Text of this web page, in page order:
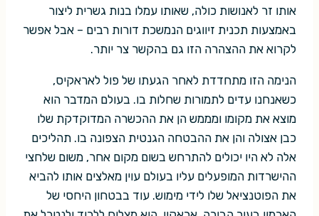
אותו זר לאנושות כולה, שאותו עמלו בנות גשרית ליצור
באמצעות תכנית זיווגים הנמשכת דורות רבים – אבל אפשר
לקרוא את ההצהרה הזו גם בהקשר צר יותר.
הנימה הזו מתחדדת לאחר הגעתו של פול לאראקיס,
כשאנחנו עדים לתמורות שחלות בו. בעולם המדבר הוא
מוצא את מקומו ומממש הן את ההכשרה המדוקדקת שלו
כבן אצולה והן את ההבטחה הגנטית הצפונה בו. תהליכים
אלה לא היו יכולים להתרחש בשום מקום אחר, משום שלחצי
ההישרדות המופעלים עליו בעולם עוין מאלצים אותו להביא
את הפוטנציאל שלו לידי מימוש. עוד בבטחון היחסי של